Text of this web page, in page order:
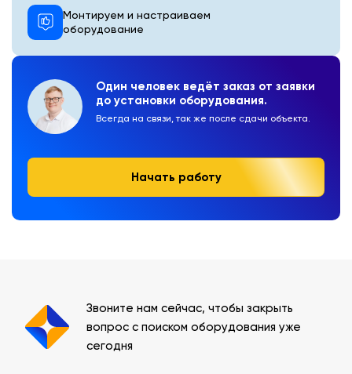
Один человек ведёт заказ от заявки
до установки оборудования.
Всегда на связи, так же после сдачи объекта.
Начать работу
Монтируем и настраиваем
оборудование
Звоните нам сейчас, чтобы закрыть
вопрос с поиском оборудования уже
сегодня